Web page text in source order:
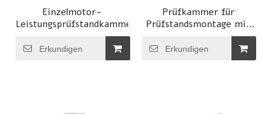
Einzelmotor-
Leistungsprüfstandkammer
Erkundigen
Prüfkammer für
Prüfstandsmontage mit
Erkundigen